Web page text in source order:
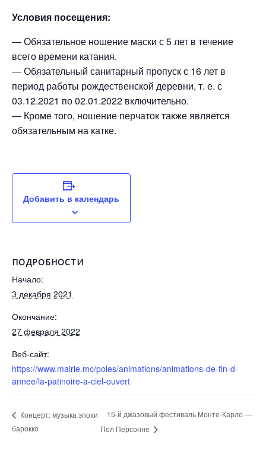
Условия посещения:
— Обязательное ношение маски с 5 лет в течение
всего времени катания.
— Обязательный санитарный пропуск с 16 лет в
период работы рождественской деревни, т. е. с
03.12.2021 по 02.01.2022 включительно.
— Кроме того, ношение перчаток также является
обязательным на катке.
Добавить в календарь
ПОДРОБНОСТИ
Начало:
3 декабря 2021
Окончание:
27 февраля 2022
Веб-сайт:
https://www.mairie.mc/poles/animations/animations-de-fin-d-
annee/la-patinoire-a-ciel-ouvert
Концерт: музыка эпохи
барокко
15-й джазовый фестиваль Монте-Карло —
Пол Персонне